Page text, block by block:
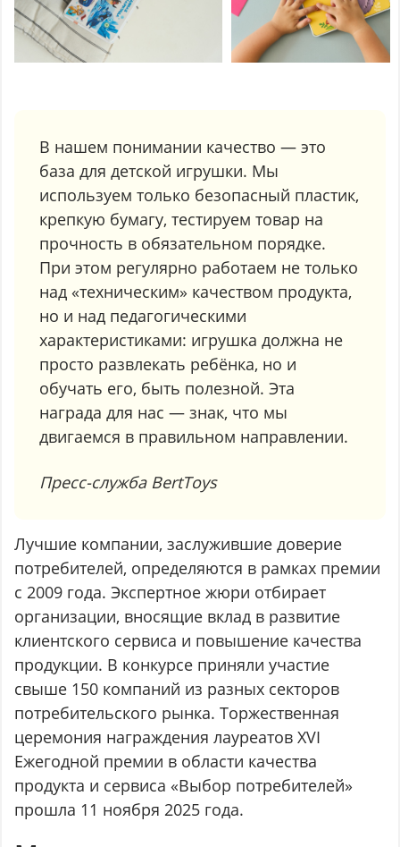
В нашем понимании качество — это
база для детской игрушки. Мы
используем только безопасный пластик,
крепкую бумагу, тестируем товар на
прочность в обязательном порядке.
При этом регулярно работаем не только
над «техническим» качеством продукта,
но и над педагогическими
характеристиками: игрушка должна не
просто развлекать ребёнка, но и
обучать его, быть полезной. Эта
награда для нас — знак, что мы
двигаемся в правильном направлении.
Пресс-служба BertToys
Лучшие компании, заслужившие доверие
потребителей, определяются в рамках премии
с 2009 года. Экспертное жюри отбирает
организации, вносящие вклад в развитие
клиентского сервиса и повышение качества
продукции. В конкурсе приняли участие
свыше 150 компаний из разных секторов
потребительского рынка. Торжественная
церемония награждения лауреатов XVI
Ежегодной премии в области качества
продукта и сервиса «Выбор потребителей»
прошла 11 ноября 2025 года.